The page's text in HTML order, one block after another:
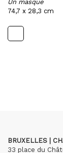
Un masque
74,7 x 28,3 cm
BRUXELLES |
33 place du